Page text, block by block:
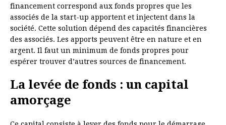
financement correspond aux fonds propres que les
associés de la start-up apportent et injectent dans la
société. Cette solution dépend des capacités financières
des associés. Les apports peuvent être en nature et en
argent. Il faut un minimum de fonds propres pour
espérer trouver d’autres sources de financement.
La levée de fonds : un capital
amorçage